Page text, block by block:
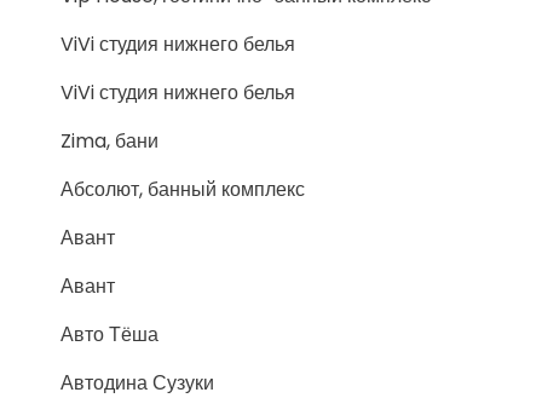
ViVi студия нижнего белья
ViVi студия нижнего белья
Zima, бани
Абсолют, банный комплекс
Авант
Авант
Авто Тёша
Автодина Сузуки